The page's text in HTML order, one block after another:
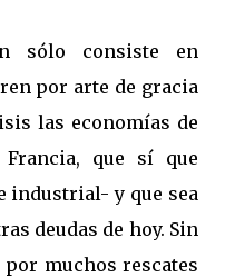
sólo consiste en
por arte de gracia
las economías de
que sí que
industrial- y que sea
deudas de hoy. Sin
muchos rescates